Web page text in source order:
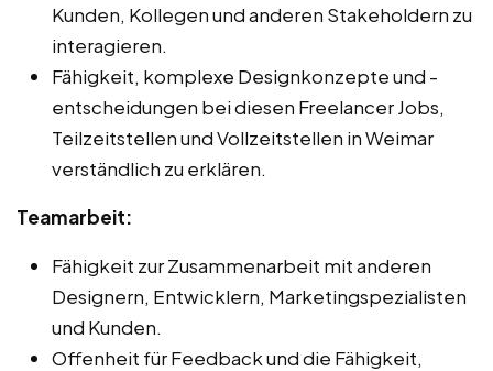
Kunden, Kollegen und anderen Stakeholdern zu
interagieren.
Fähigkeit, komplexe Designkonzepte und -
entscheidungen bei diesen Freelancer Jobs,
Teilzeitstellen und Vollzeitstellen in Weimar
verständlich zu erklären.
Teamarbeit:
Fähigkeit zur Zusammenarbeit mit anderen
Designern, Entwicklern, Marketingspezialisten
und Kunden.
Offenheit für Feedback und die Fähigkeit,